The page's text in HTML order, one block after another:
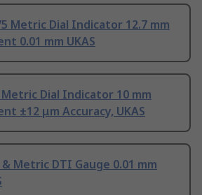
Metric Dial Indicator 12.7 mm
0.01 mm UKAS
Dial Indicator 10 mm
±12 μm Accuracy, UKAS
& Metric DTI Gauge 0.01 mm